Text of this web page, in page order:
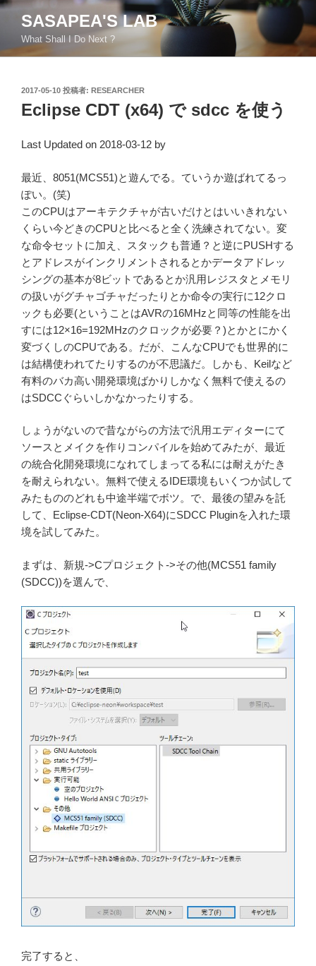
コ
ン
SASAPEA'S LAB
What Shall I Do Next ?
投
稿
日:
2017-05-10 投稿者: RESEARCHER
Eclipse CDT (x64) で sdcc を使う
Last Updated on 2018-03-12 by
最近、8051(MCS51)と遊んでる。ていうか遊ばれてるっ
ぽい。(笑)
このCPUはアーキテクチャが古いだけとはいいきれない
くらい今どきのCPUと比べると全く洗練されてない。変
な命令セットに加え、スタックも普通？と逆にPUSHする
とアドレスがインクリメントされるとかデータアドレッ
シングの基本が8ビットであるとか汎用レジスタとメモリ
の扱いがグチャゴチャだったりとか命令の実行に12クロ
ックも必要(ということはAVRの16MHzと同等の性能を出
すには12×16=192MHzのクロックが必要？)とかとにかく
変づくしのCPUである。だが、こんなCPUでも世界的に
は結構使われてたりするのが不思議だ。しかも、Keilなど
有料のバカ高い開発環境ばかりしかなく無料で使えるの
はSDCCぐらいしかなかったりする。
しょうがないので昔ながらの方法で汎用エディターにて
ソースとメイクを作りコンパイルを始めてみたが、最近
の統合化開発環境になれてしまってる私には耐えがたき
を耐えられない。無料で使えるIDE環境もいくつか試して
みたもののどれも中途半端でボツ。で、最後の望みを託
して、Eclipse-CDT(Neon-X64)にSDCC Pluginを入れた環
境を試してみた。
まずは、新規->Cプロジェクト->その他(MCS51 family
(SDCC))を選んで、
完了すると、